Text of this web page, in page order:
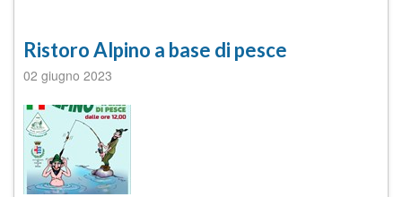
Ristoro Alpino a base di pesce
02 giugno 2023